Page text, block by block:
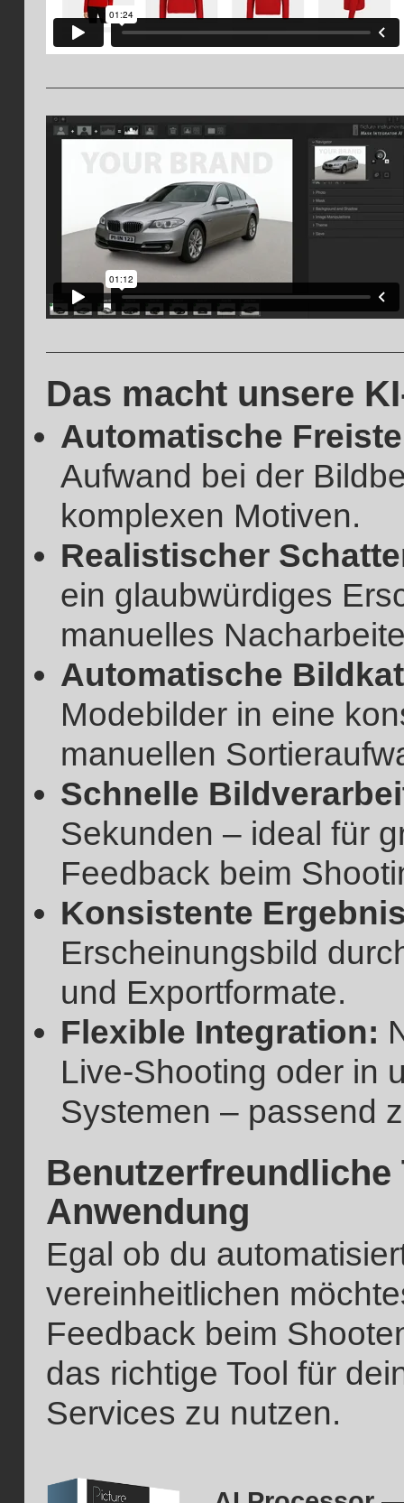
Das macht unsere
Automatische
Aufwand bei der
komplexen Motiven.
Realistischer
ein glaubwürdiges
manuelles
Automatische
Modebilder in eine
manuellen
Schnelle
Sekunden – ideal für
Feedback beim
Konsistente
Erscheinungsbild
und Exportformate.
Flexible Integration:
Live-Shooting oder in
Systemen – passend
Anwendung
Egal ob du
vereinheitlichen
Feedback beim
das richtige Tool für
Services zu nutzen.